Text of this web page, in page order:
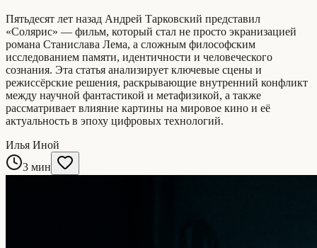
Пятьдесят лет назад Андрей Тарковский представил
«Солярис» — фильм, который стал не просто экранизацией
романа Станислава Лема, а сложным философским
исследованием памяти, идентичности и человеческого
сознания. Эта статья анализирует ключевые сцены и
режиссёрские решения, раскрывающие внутренний конфликт
между научной фантастикой и метафизикой, а также
рассматривает влияние картины на мировое кино и её
актуальность в эпоху цифровых технологий.
Илья Иной
3 мин